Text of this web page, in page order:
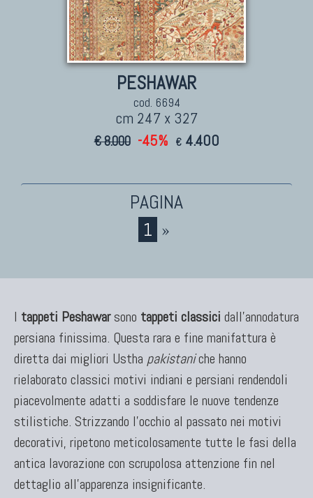
Tappeti Persiani Nuovi
Tappeti Persiani Moderni
TAPPETI CLASSICI
Collezione Hyderabad
TAPPETI CAUCASICI
Tappeti Caucasici Antichi: Kazak
Tappeti Caucasici Antichi: Karabagh
Tappeti Caucasici Antichi : Shirvan
PESHAWAR
cod. 6694
cm 247 x 327
€ 8.000 -45% € 4.400
1 »
I tappeti Peshawarsono tappeti classici dall'annodatura
persiana finissima. Questa rara e fine manifattura è
diretta dai migliori Ustha pakistaniche hanno
rielaborato classici motivi indiani e persiani rendendoli
piacevolmente adatti a soddisfare le nuove tendenze
stilistiche. Strizzando l’occhio al passato nei motivi
decorativi, ripetono meticolosamente tutte le fasi della
antica lavorazione con scrupolosa attenzione fin nel
dettaglio all’apparenza insignificante.